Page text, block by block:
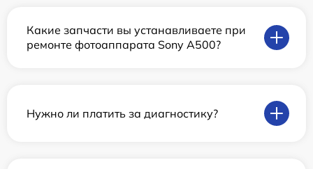
Какие запчасти вы устанавливаете при
ремонте фотоаппарата Sony A500?
Нужно ли платить за диагностику?